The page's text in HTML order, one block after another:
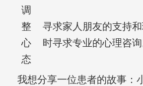
调
整
心
态
寻求家人朋友的支持
时寻求专业的心理咨询
我想分享一位患者的故事：